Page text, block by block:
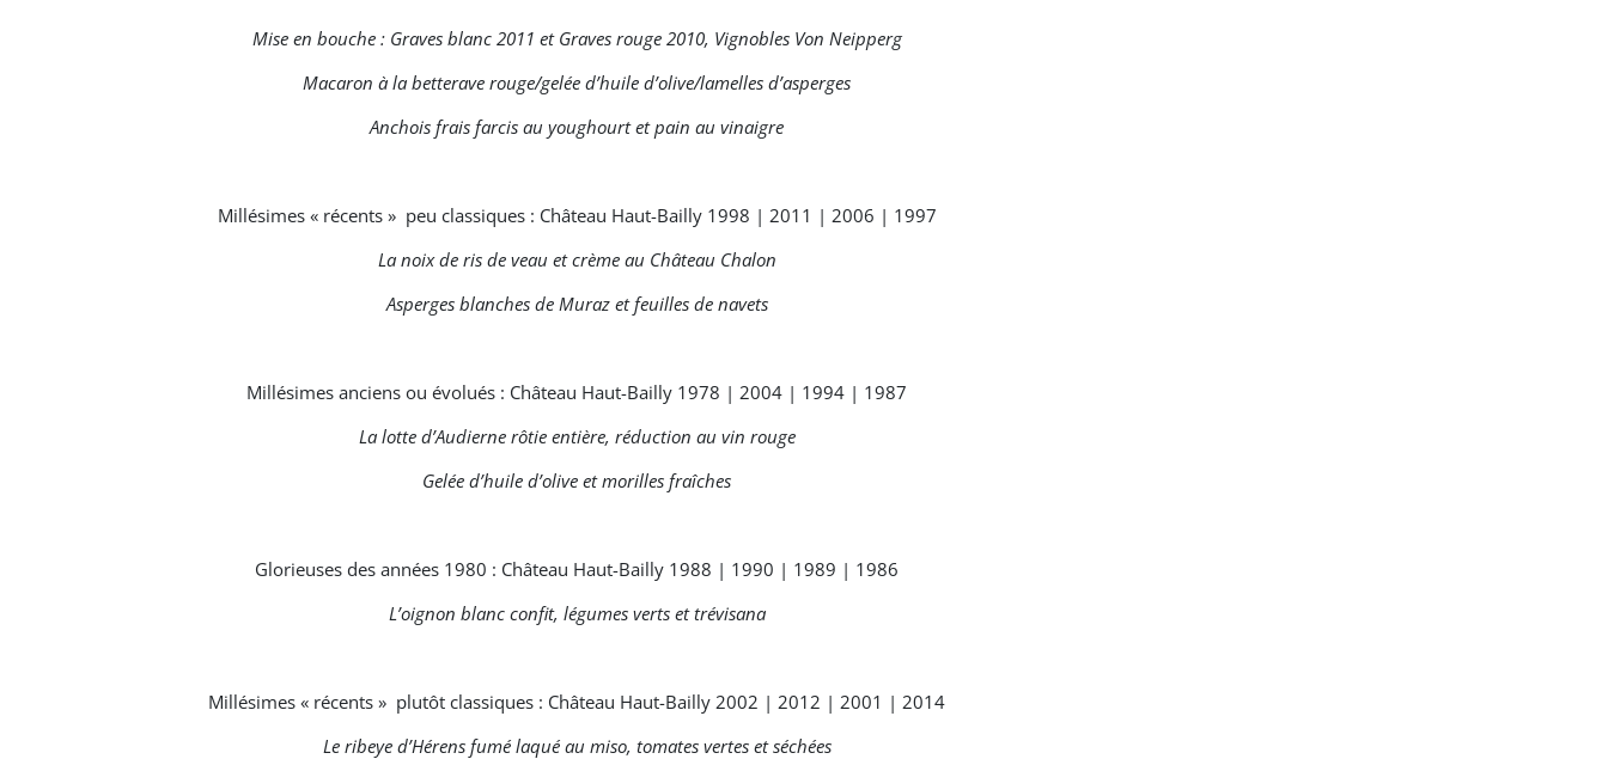
Mise en bouche : Graves blanc 2011 et Graves rouge 2010, Vignobles Von Neipperg
Macaron à la betterave rouge/gelée d’huile d’olive/lamelles d’asperges
Anchois frais farcis au youghourt et pain au vinaigre
Millésimes « récents » peu classiques : Château Haut-Bailly 1998 | 2011 | 2006 | 1997
La noix de ris de veau et crème au Château Chalon
Asperges blanches de Muraz et feuilles de navets
Millésimes anciens ou évolués : Château Haut-Bailly 1978 | 2004 | 1994 | 1987
La lotte d’Audierne rôtie entière, réduction au vin rouge
Gelée d’huile d’olive et morilles fraîches
Glorieuses des années 1980 : Château Haut-Bailly 1988 | 1990 | 1989 | 1986
L’oignon blanc confit, légumes verts et trévisana
Millésimes « récents » plutôt classiques : Château Haut-Bailly 2002 | 2012 | 2001 | 2014
Le ribeye d’Hérens fumé laqué au miso, tomates vertes et séchées